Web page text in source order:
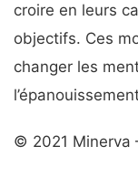
croire en leurs
objectifs. Ces
changer les
© 2021 Minerva